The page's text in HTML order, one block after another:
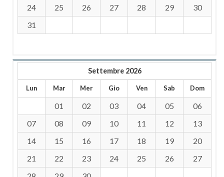
24
25 26 27 28 29
30
31
Settembre 2026
Lun Mar Mer Gio Ven Sab Dom
01 02 03 04 05
06
07
08 09 10 11 12
13
14
15 16 17 18 19
20
21
22 23 24 25 26
27